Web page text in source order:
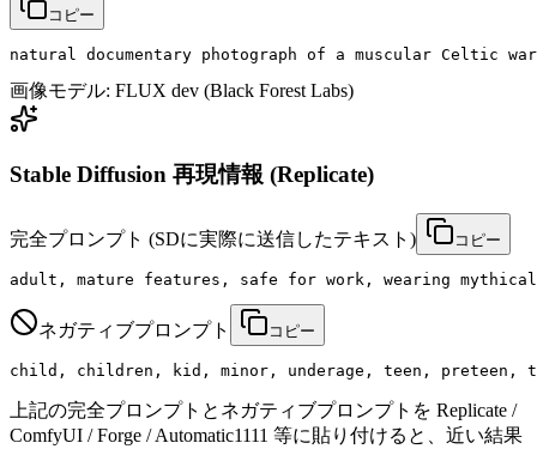
コピー
natural documentary photograph of a muscular
画像モデル: FLUX dev (Black Forest Labs)
Stable Diffusion 再現情報 (Replicate)
完全プロンプト (SDに実際に送信したテキスト) コピー
adult, mature features, safe for work, wearing
ネガティブプロンプト コピー
child, children, kid, minor, underage, teen, preteen,
上記の完全プロンプトとネガティブプロンプトを Replicate /
ComfyUI / Forge / Automatic1111 等に貼り付けると、近い結果